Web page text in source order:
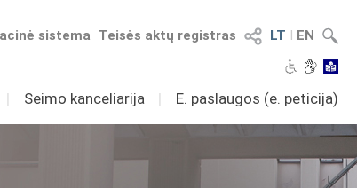
LT I EN
Teisės aktų registras
sistema
I Seimo kanceliarija I E. paslaugos (e. peticija)